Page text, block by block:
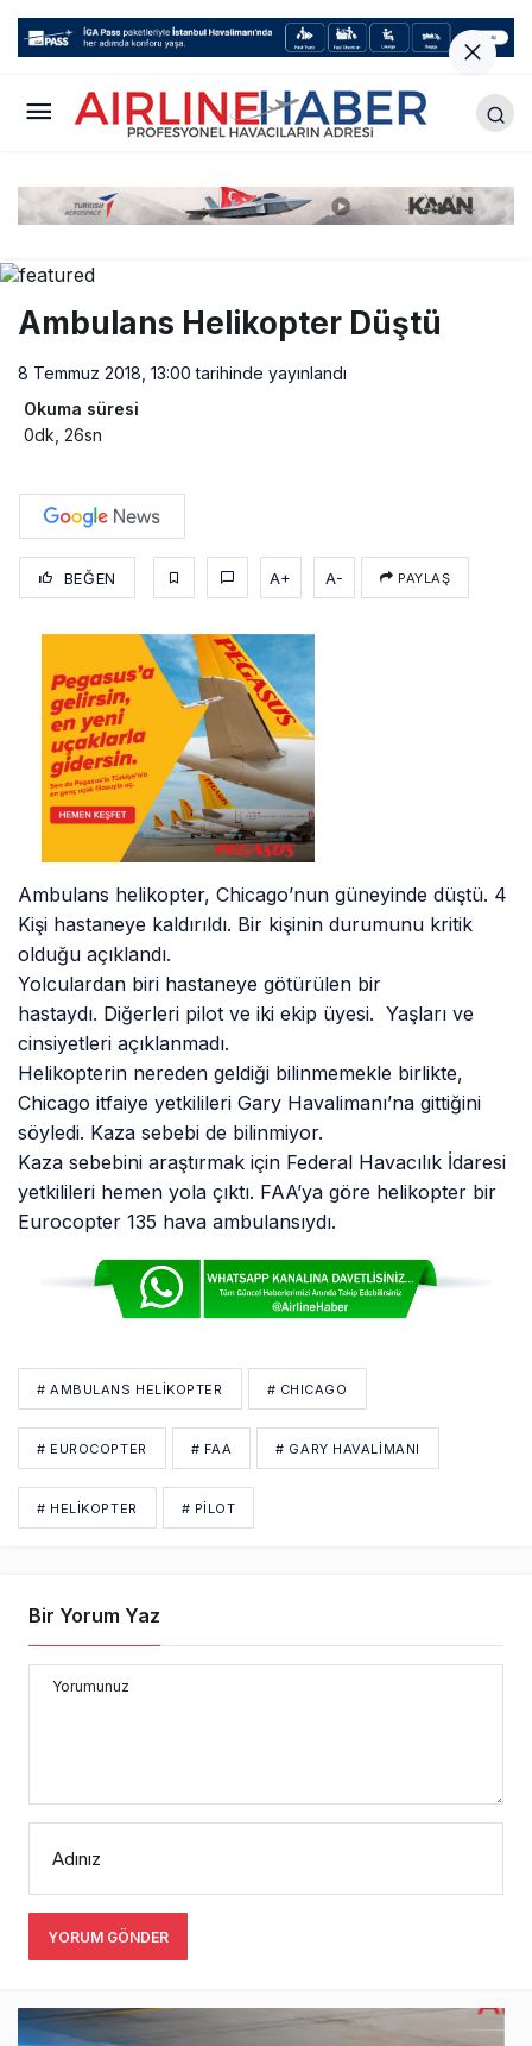
Ambulans Helikopter Düştü
8 Temmuz 2018, 13:00 tarihinde yayınlandı
Okuma süresi
0dk, 26sn
BEĞEN A+ A- PAYLAŞ
Ambulans helikopter, Chicago’nun güneyinde düştü. 4
Kişi hastaneye kaldırıldı. Bir kişinin durumunu kritik
olduğu açıklandı.
Yolculardan biri hastaneye götürülen bir
hastaydı. Diğerleri pilot ve iki ekip üyesi. Yaşları ve
cinsiyetleri açıklanmadı.
Helikopterin nereden geldiği bilinmemekle birlikte,
Chicago itfaiye yetkilileri Gary Havalimanı’na gittiğini
söyledi. Kaza sebebi de bilinmiyor.
Kaza sebebini araştırmak için Federal Havacılık İdaresi
yetkilileri hemen yola çıktı. FAA’ya göre helikopter bir
Eurocopter 135 hava ambulansıydı.
# AMBULANS HELIKOPTER # CHICAGO
# EUROCOPTER # FAA # GARY HAVALIMANI
# HELIKOPTER # PİLOT
Bir Yorum Yaz
Yorumunuz
Adınız
YORUM GÖNDER